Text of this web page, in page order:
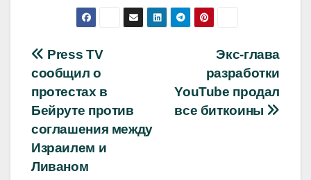
Навигация
по
записям
Экс-глава
разработки
YouTube продал
все биткоины
Press TV
сообщил о
протестах в
Бейруте против
соглашения между
Израилем и
Ливаном